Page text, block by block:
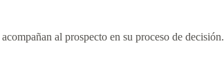
al prospecto en su proceso de decisión.